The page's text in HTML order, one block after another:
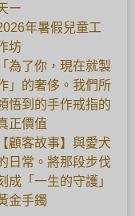
ー
年暑假兒童工
坊
「為了你，現在就製
」的奢侈。我們所
悟到的手作戒指的
正價值
【顧客故事】與愛犬
日常。將那段步伐
成「一生的守護」
金手鐲